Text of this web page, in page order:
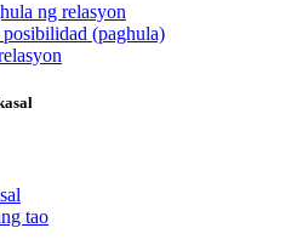
ng relasyon
posibilidad (paghula)
tao